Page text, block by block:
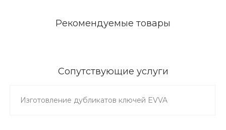
Рекомендуемые товары
Сопутствующие услуги
Изготовление дубликатов ключей EVVA